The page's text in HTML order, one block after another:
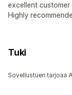
excellent customer
Highly
Tuki
Sovellustuen tarjoaa